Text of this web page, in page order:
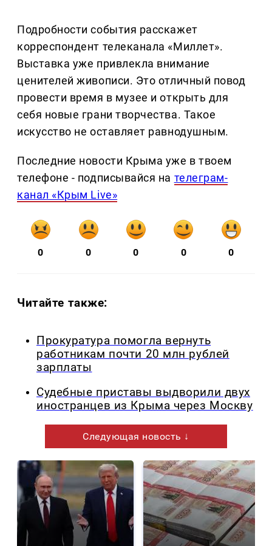
Подробности события расскажет
корреспондент телеканала «Миллет».
Выставка уже привлекла внимание
ценителей живописи. Это отличный повод
провести время в музее и открыть для
себя новые грани творчества. Такое
искусство не оставляет равнодушным.
Последние новости Крыма уже в твоем
телефоне - подписывайся на телеграм-
канал «Крым Live»
0 0 0 0 0
Читайте также:
Прокуратура помогла вернуть
работникам почти 20 млн рублей
зарплаты
Судебные приставы выдворили двух
иностранцев из Крыма через Москву
Следующая новость ↓